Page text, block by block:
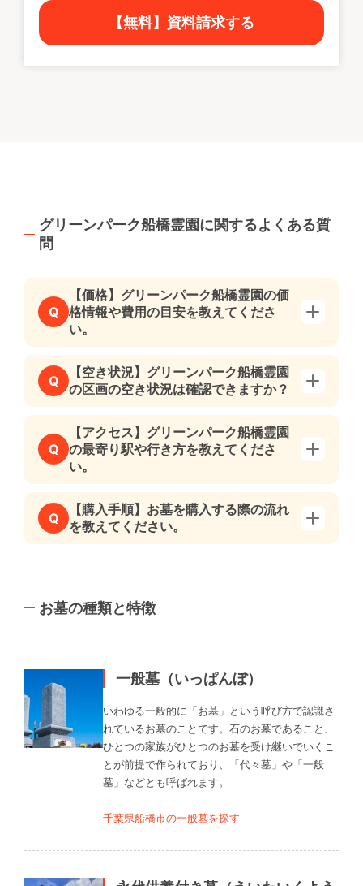
【無料】資料請求する
グリーンパーク船橋霊園に関するよくある質
問
Q
【価格】グリーンパーク船橋霊園の価
格情報や費用の目安を教えてくださ
い。
Q
【空き状況】グリーンパーク船橋霊園
の区画の空き状況は確認できますか？
Q
【アクセス】グリーンパーク船橋霊園
の最寄り駅や行き方を教えてくださ
い。
Q
【購入手順】お墓を購入する際の流れ
を教えてください。
お墓の種類と特徴
一般墓（いっぱんぼ）
いわゆる一般的に「お墓」という呼び方で認識さ
れているお墓のことです。石のお墓であること、
ひとつの家族がひとつのお墓を受け継いでいくこ
とが前提で作られており、「代々墓」や「一般
墓」などとも呼ばれます。
千葉県船橋市の一般墓を探す